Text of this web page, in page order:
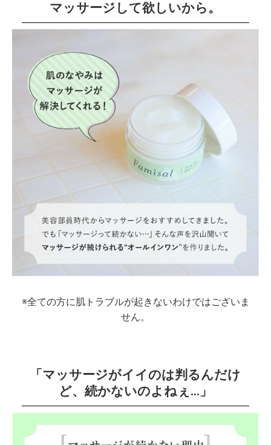
マッサージして欲しいから。
※全ての方に肌トラブルが起きないわけではございま
せん。
「マッサージがイイのは判るんだけ
ど、続かないのよねぇ…」